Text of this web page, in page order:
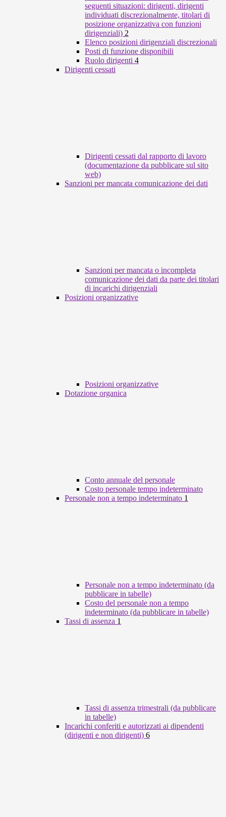
seguenti situazioni: dirigenti, dirigenti
individuati discrezionalmente, titolari di
posizione organizzativa con funzioni
dirigenziali) 2
Elenco posizioni dirigenziali discrezionali
Posti di funzione disponibili
Ruolo dirigenti 4
Dirigenti cessati
Dirigenti cessati dal rapporto di lavoro
(documentazione da pubblicare sul sito
web)
Sanzioni per mancata comunicazione dei dati
Sanzioni per mancata o incompleta
comunicazione dei dati da parte dei titolari
di incarichi dirigenziali
Posizioni organizzative
Posizioni organizzative
Dotazione organica
Conto annuale del personale
Costo personale tempo indeterminato
Personale non a tempo indeterminato 1
Personale non a tempo indeterminato (da
pubblicare in tabelle)
Costo del personale non a tempo
indeterminato (da pubblicare in tabelle)
Tassi di assenza 1
Tassi di assenza trimestrali (da pubblicare
in tabelle)
Incarichi conferiti e autorizzati ai dipendenti
(dirigenti e non dirigenti) 6